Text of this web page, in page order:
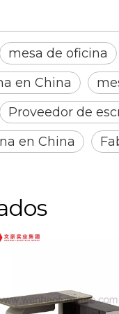
mesa de oficina
en China
Proveedor de
en China